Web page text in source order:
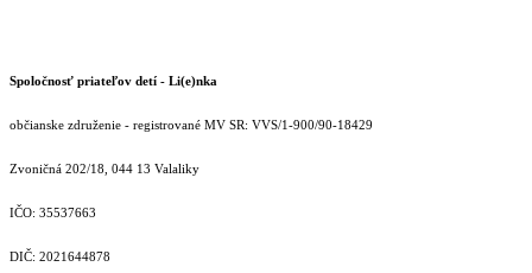
Spoločnosť priateľov detí - Li(e)nka
občianske združenie - registrované MV SR: VVS/1-900/90-18429
Zvoničná 202/18, 044 13 Valaliky
IČO: 35537663
DIČ: 2021644878